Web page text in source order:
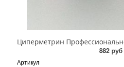
882 руб
Артикул